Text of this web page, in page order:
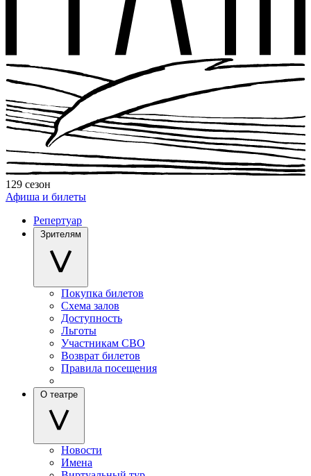
129 сезон
Афиша и билеты
Репертуар
Зрителям
Покупка билетов
Схема залов
Доступность
Льготы
Участникам СВО
Возврат билетов
Правила посещения
О театре
Новости
Имена